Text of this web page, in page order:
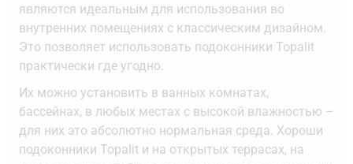
являются идеальным для использования во
внутренних помещениях с классическим дизайном.
Это позволяет использовать подоконники Topalit
практически где угодно.
Их можно установить в ванных комнатах,
бассейнах, в любых местах с высокой влажностью –
для них это абсолютно нормальная среда. Хороши
подоконники Topalit и на открытых террасах, на